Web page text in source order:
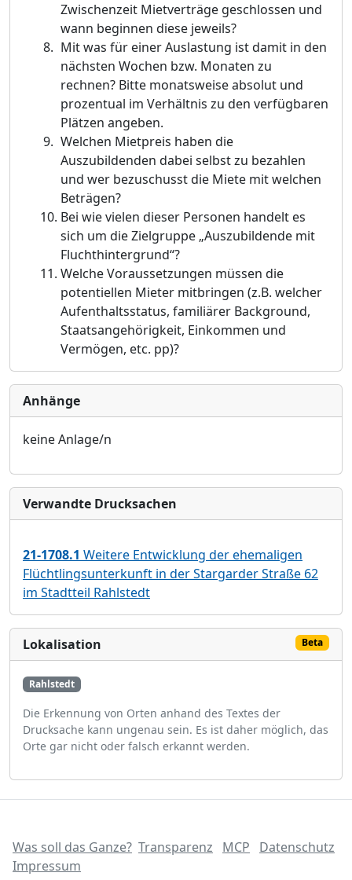
Zwischenzeit Mietverträge geschlossen und
wann beginnen diese jeweils?
Mit was für einer Auslastung ist damit in den
nächsten Wochen bzw. Monaten zu
rechnen? Bitte monatsweise absolutund
prozentual im Verhältnis zu den verfügbaren
Plätzen angeben.
Welchen Mietpreis haben die
Auszubildenden dabei selbst zu bezahlen
und wer bezuschusst die Miete mit welchen
Beträgen?
Bei wie vielen dieser Personen handelt es
sich um die Zielgruppe „Auszubildende mit
Fluchthintergrund“?
Welche Voraussetzungen müssen die
potentiellen Mieter mitbringen (z.B. welcher
Aufenthaltsstatus, familiärer Background,
Staatsangehörigkeit, Einkommen und
Vermögen, etc. pp)?
Anhänge
keine Anlage/n
Verwandte Drucksachen
21-1708.1 Weitere Entwicklung der ehemaligen
Flüchtlingsunterkunft in der Stargarder Straße 62
im Stadtteil Rahlstedt
Lokalisation Beta
Rahlstedt
Die Erkennung von Orten anhand des Textes der
Drucksache kann ungenau sein. Es ist daher möglich, das
Orte gar nicht oder falsch erkannt werden.
Was soll das Ganze? Transparenz MCP
Datenschutz
Impressum